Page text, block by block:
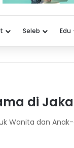
Seleb Edu
di
Wanita dan